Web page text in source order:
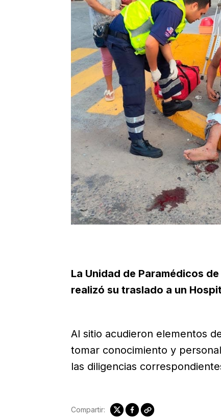
La Unidad de Paramédicos
realizó su traslado a un
Al sitio acudieron elementos
tomar conocimiento y
las diligencias
Compartir: